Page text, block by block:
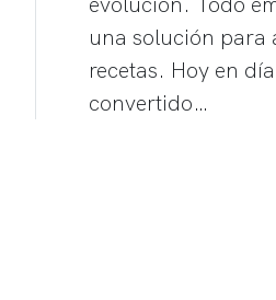
una solución para
recetas. Hoy en
convertido…